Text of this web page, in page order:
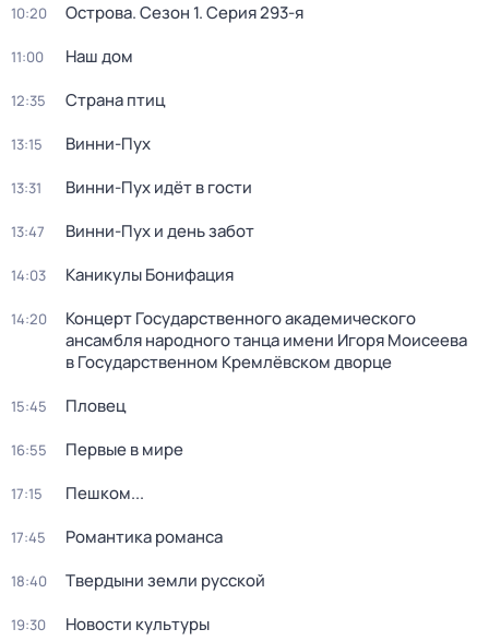
10:20 Острова. Сезон 1. Серия 293-я
11:00 Наш дом
12:35 Страна птиц
13:15 Винни-Пух
13:31 Винни-Пух идёт в гости
13:47 Винни-Пух и день забот
14:03 Каникулы Бонифация
14:20
Концерт Государственного академического
ансамбля народного танца имени Игоря Моисеева
в Государственном Кремлёвском дворце
15:45 Пловец
16:55 Первые в мире
17:15 Пешком...
17:45 Романтика романса
18:40 Твердыни земли русской
19:30 Новости культуры